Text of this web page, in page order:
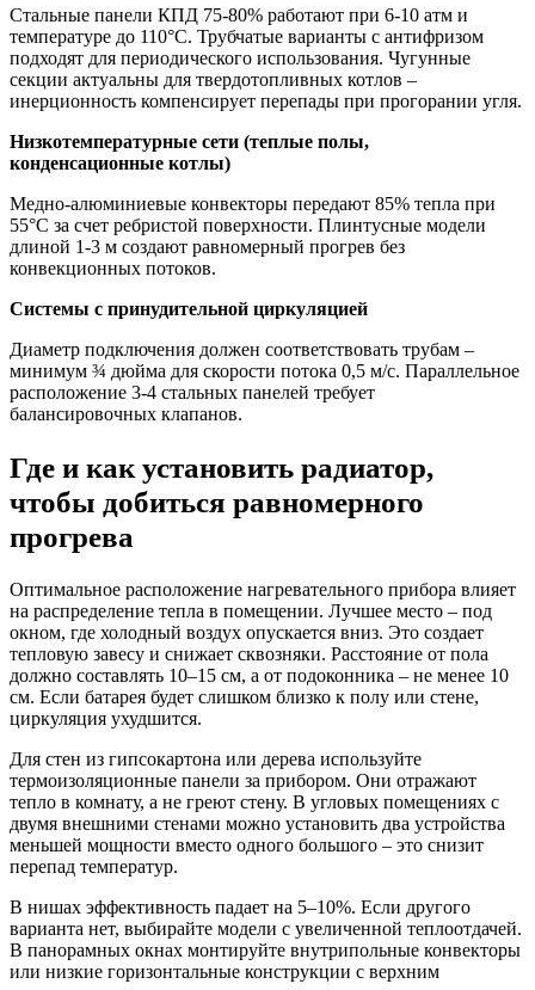
Стальные панели КПД 75-80% работают при 6-10 атм и
температуре до 110°C. Трубчатые варианты с антифризом
подходят для периодического использования. Чугунные
секции актуальны для твердотопливных котлов –
инерционность компенсирует перепады при прогорании угля.
Низкотемпературные сети (теплые полы,
конденсационные котлы)
Медно-алюминиевые конвекторы передают 85% тепла при
55°C за счет ребристой поверхности. Плинтусные модели
длиной 1-3 м создают равномерный прогрев без
конвекционных потоков.
Системы с принудительной циркуляцией
Диаметр подключения должен соответствовать трубам –
минимум ¾ дюйма для скорости потока 0,5 м/с. Параллельное
расположение 3-4 стальных панелей требует
балансировочных клапанов.
Где и как установить радиатор,
чтобы добиться равномерного
прогрева
Оптимальное расположение нагревательного прибора влияет
на распределение тепла в помещении. Лучшее место – под
окном, где холодный воздух опускается вниз. Это создает
тепловую завесу и снижает сквозняки. Расстояние от пола
должно составлять 10–15 см, а от подоконника – не менее 10
см. Если батарея будет слишком близко к полу или стене,
циркуляция ухудшится.
Для стен из гипсокартона или дерева используйте
термоизоляционные панели за прибором. Они отражают
тепло в комнату, а не греют стену. В угловых помещениях с
двумя внешними стенами можно установить два устройства
меньшей мощности вместо одного большого – это снизит
перепад температур.
В нишах эффективность падает на 5–10%. Если другого
варианта нет, выбирайте модели с увеличенной теплоотдачей.
В панорамных окнах монтируйте внутрипольные конвекторы
или низкие горизонтальные конструкции с верхним